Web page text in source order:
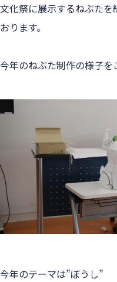
文化祭に展示するねぶた
おります。
今年のねぶた制作の様子を
今年のテーマは”ぼうし”